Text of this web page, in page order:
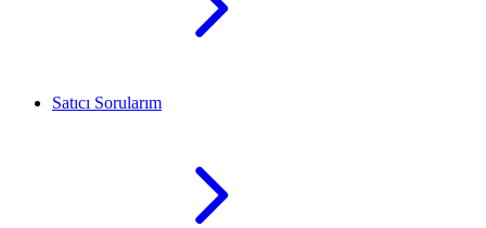
Satıcı Sorularım